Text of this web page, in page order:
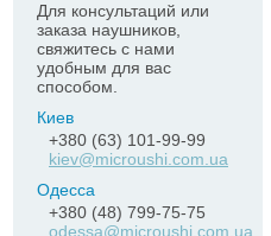
Для консультаций или
заказа наушников,
свяжитесь с нами
удобным для вас
способом.
Киев
+380 (63) 101-99-99
kiev@microushi.com.ua
Одесса
+380 (48) 799-75-75
odessa@microushi.com.ua